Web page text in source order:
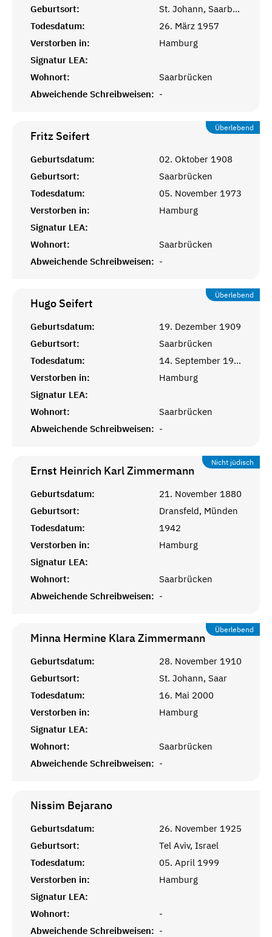
Geburtsort:
St. Johann, Saarbrücken
Todesdatum:
26. März 1957
Verstorben in:
Hamburg
Signatur LEA:
Wohnort:
Saarbrücken
Abweichende Schreibweisen: -
Überlebend
Fritz Seifert
Geburtsdatum:
02. Oktober 1908
Geburtsort:
Saarbrücken
Todesdatum:
05. November 1973
Verstorben in:
Hamburg
Signatur LEA:
Wohnort:
Saarbrücken
Abweichende Schreibweisen: -
Überlebend
Hugo Seifert
Geburtsdatum:
19. Dezember 1909
Geburtsort:
Saarbrücken
Todesdatum:
14. September 1983
Verstorben in:
Hamburg
Signatur LEA:
Wohnort:
Saarbrücken
Abweichende Schreibweisen: -
Nicht jüdisch
Ernst Heinrich KarlZimmermann
Geburtsdatum:
21. November 1880
Geburtsort:
Dransfeld, Münden
Todesdatum:
1942
Verstorben in:
Hamburg
Signatur LEA:
Wohnort:
Saarbrücken
Abweichende Schreibweisen: -
Überlebend
Minna Hermine KlaraZimmermann
Geburtsdatum:
28. November 1910
Geburtsort:
St. Johann, Saar
Todesdatum:
16. Mai 2000
Verstorben in:
Hamburg
Signatur LEA:
Wohnort:
Saarbrücken
Abweichende Schreibweisen: -
Nissim Bejarano
Geburtsdatum:
26. November 1925
Geburtsort:
Tel Aviv, Israel
Todesdatum:
05. April 1999
Verstorben in:
Hamburg
Signatur LEA:
Wohnort:
-
Abweichende Schreibweisen: -